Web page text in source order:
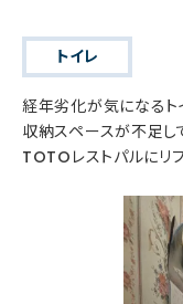
トイレ
経年劣化が気になるト
収納スペースが不足し
TOTOレストパルにリ